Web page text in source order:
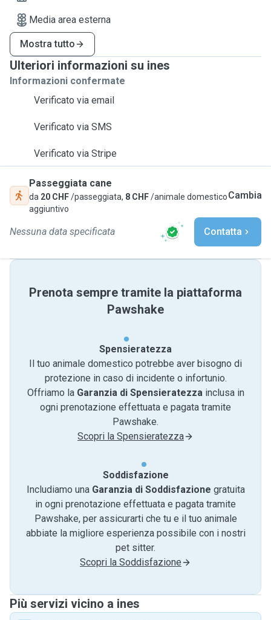
Media area esterna
Mostra tutto
Ulteriori informazioni su ines
Informazioni confermate
Verificato via email
Verificato via SMS
Verificato via Stripe
Passeggiata cane
da 20 CHF/passeggiata, 8 CHF/animale domestico
aggiuntivo
Cambia
Nessuna data specificata Contatta
Prenota sempre tramite la piattaforma
Pawshake
Spensieratezza
Il tuo animale domestico potrebbe aver bisogno di
protezione in caso di incidente o infortunio.
Offriamo la Garanzia di Spensieratezzainclusa in
ogni prenotazione effettuata e pagata tramite
Pawshake.
Scopri la Spensieratezza
Soddisfazione
Includiamo una Garanzia di Soddisfazione gratuita
in ogni prenotazione effettuata e pagata tramite
Pawshake, per assicurarti che tu e il tuo animale
abbiate la migliore esperienza possibile con i nostri
pet sitter.
Scopri la Soddisfazione
Più servizi vicino a ines